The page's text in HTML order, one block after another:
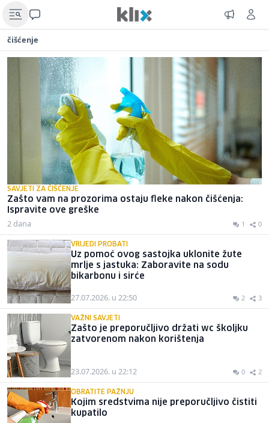
čišćenje
SAVJETI ZA ČIŠĆENJE
Zašto vam na prozorima ostaju fleke nakon čišćenja:
Ispravite ove greške
2 dana 1 0
VRIJEDI PROBATI
Uz pomoć ovog sastojka uklonite žute
mrlje s jastuka: Zaboravite na sodu
bikarbonu i sirće
27.07.2026. u 22:50 2 3
VAŽNI SAVJETI
Zašto je preporučljivo držati wc školjku
zatvorenom nakon korištenja
23.07.2026. u 22:12 0 2
OBRATITE PAŽNJU
Kojim sredstvima nije preporučljivo čistiti
kupatilo